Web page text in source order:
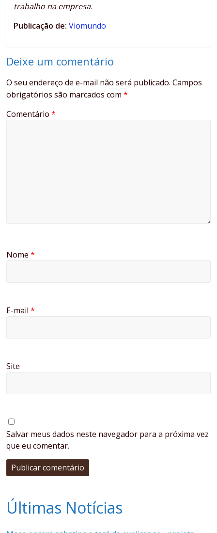
trabalho na empresa.
Publicação de:Viomundo
Deixe um comentário
O seu endereço de e-mail não será publicado. Campos
obrigatórios são marcados com*
Comentário*
Nome*
E-mail*
Site
Salvar meus dados neste navegador para a próxima vez
que eu comentar.
Últimas Notícias